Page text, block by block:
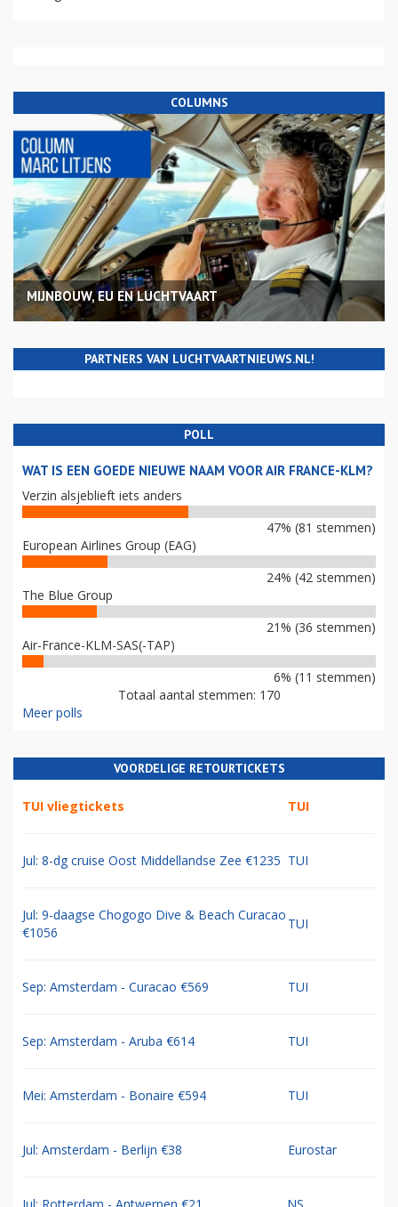
COLUMNS
MIJNBOUW, EU EN LUCHTVAART
PARTNERS VAN LUCHTVAARTNIEUWS.NL!
POLL
WAT IS EEN GOEDE NIEUWE NAAM VOOR AIR FRANCE-KLM?
Verzin alsjeblieft iets anders
47% (81 stemmen)
European Airlines Group (EAG)
24% (42 stemmen)
The Blue Group
21% (36 stemmen)
Air-France-KLM-SAS(-TAP)
6% (11 stemmen)
Totaal aantal stemmen: 170
Meer polls
VOORDELIGE RETOURTICKETS
TUI vliegtickets TUI
Jul: 8-dg cruise Oost Middellandse Zee €1235 TUI
Jul: 9-daagse Chogogo Dive & Beach Curacao
€1056
TUI
Sep: Amsterdam - Curacao €569 TUI
Sep: Amsterdam - Aruba €614 TUI
Mei: Amsterdam - Bonaire €594 TUI
Jul: Amsterdam - Berlijn €38 Eurostar